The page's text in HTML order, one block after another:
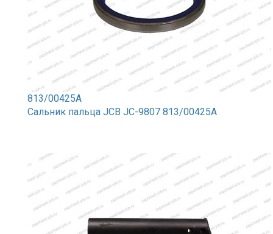
813/00425A
Сальник пальца JCB JC-9807 813/00425A